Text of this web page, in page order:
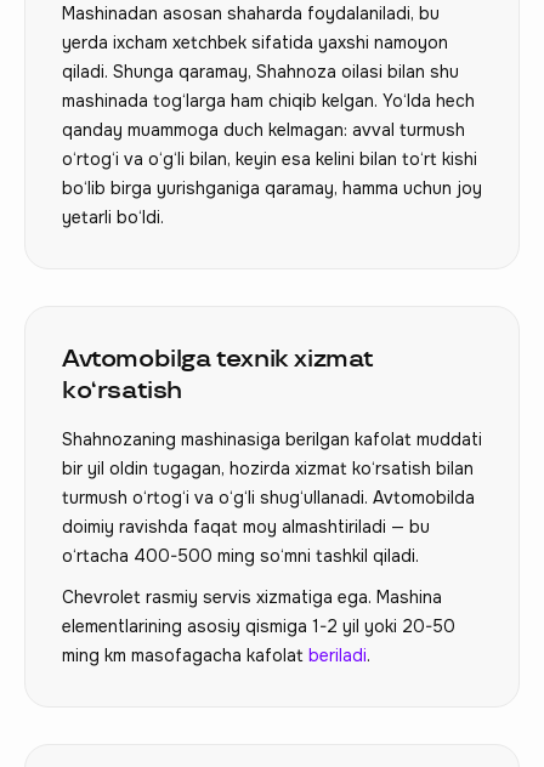
Mashinadan asosan shaharda foydalaniladi, bu
yerda ixcham xetchbek sifatida yaxshi namoyon
qiladi. Shunga qaramay, Shahnoza oilasi bilan shu
mashinada tog‘larga ham chiqib kelgan. Yo‘lda hech
qanday muammoga duch kelmagan: avval turmush
o‘rtog‘i va o‘g‘li bilan, keyin esa kelini bilan to‘rt kishi
bo‘lib birga yurishganiga qaramay, hamma uchun joy
yetarli bo‘ldi.
Avtomobilga texnik xizmat
ko‘rsatish
Shahnozaning mashinasiga berilgan kafolat muddati
bir yil oldin tugagan, hozirda xizmat ko‘rsatish bilan
turmush o‘rtog‘i va o‘g‘li shug‘ullanadi. Avtomobilda
doimiy ravishda faqat moy almashtiriladi — bu
o‘rtacha 400-500 ming so‘mni tashkil qiladi.
Chevrolet rasmiy servis xizmatiga ega. Mashina
elementlarining asosiy qismiga 1-2 yil yoki 20-50
ming km masofagacha kafolat beriladi.